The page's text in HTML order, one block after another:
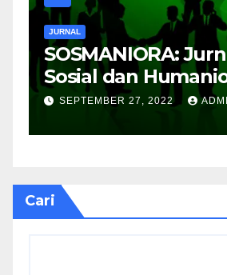
JURNAL
SOSMANIORA:
Sosial dan
SEPTEMBER 27, 2022
Cari